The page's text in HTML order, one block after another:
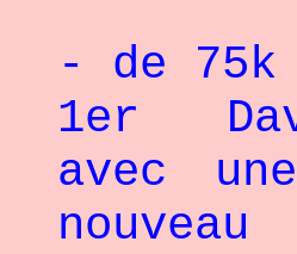
- de 75k
1er
avec